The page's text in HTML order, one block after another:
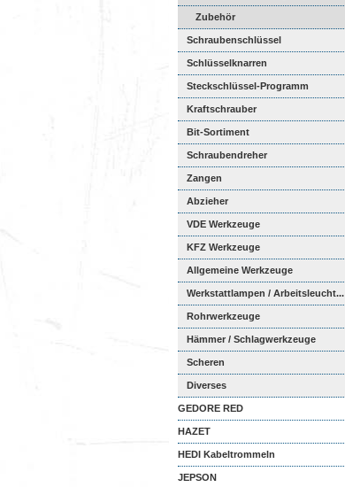
Zubehör
Schraubenschlüssel
Schlüsselknarren
Steckschlüssel-Programm
Kraftschrauber
Bit-Sortiment
Schraubendreher
Zangen
Abzieher
VDE Werkzeuge
KFZ Werkzeuge
Allgemeine Werkzeuge
Werkstattlampen / Arbeitsleucht...
Rohrwerkzeuge
Hämmer / Schlagwerkzeuge
Scheren
Diverses
GEDORE RED
HAZET
HEDI Kabeltrommeln
JEPSON